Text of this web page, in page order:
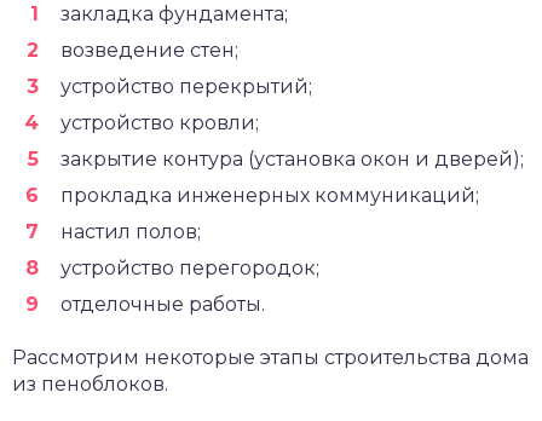
закладка фундамента;
возведение стен;
устройство перекрытий;
устройство кровли;
закрытие контура (установка окон и дверей);
прокладка инженерных коммуникаций;
настил полов;
устройство перегородок;
отделочные работы.
Рассмотрим некоторые этапы строительства дома
из пеноблоков.